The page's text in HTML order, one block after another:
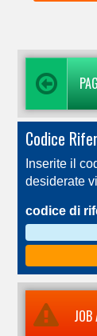
Codice
Inserite il
desiderate
codice di
JOB